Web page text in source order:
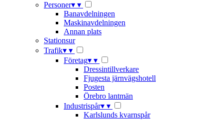
Personer▾ ▾
Banavdelningen
Maskinavdelningen
Annan plats
Stationsur
Trafik▾ ▾
Företag▾ ▾
Dressintillverkare
Fjugesta järnvägshotell
Posten
Örebro lantmän
Industrispår▾ ▾
Karlslunds kvarnspår